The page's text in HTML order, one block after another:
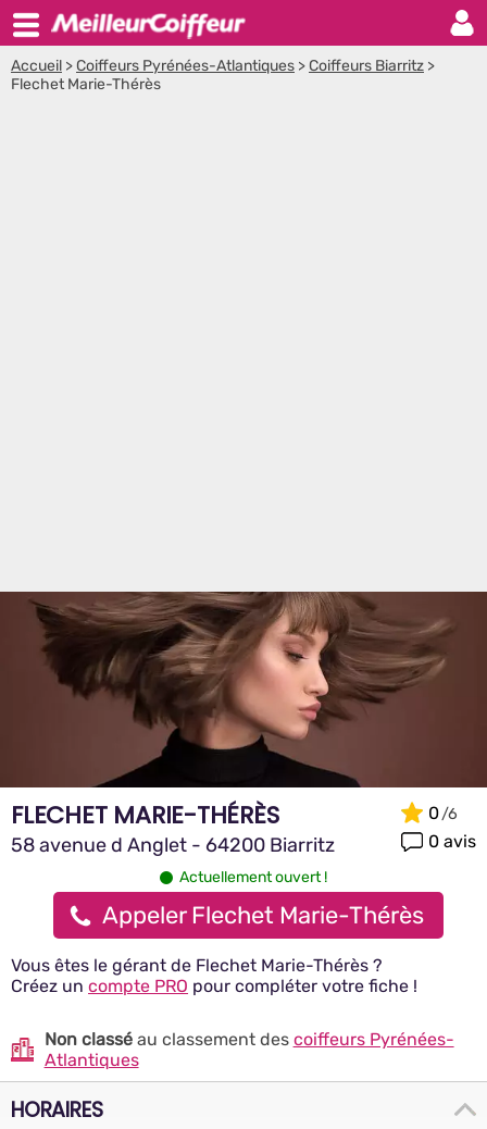
Accueil >Coiffeurs Pyrénées-Atlantiques >Coiffeurs Biarritz >
Flechet Marie-Thérès
FLECHET MARIE-THÉRÈS
58 avenue d Anglet - 64200 Biarritz
0
0 avis
Actuellement ouvert !
Appeler Flechet Marie-Thérès
Vous êtes le gérant de Flechet Marie-Thérès ?
Créez un compte PRO pour compléter votre fiche !
Non classéau classement des coiffeurs Pyrénées-
Atlantiques
HORAIRES